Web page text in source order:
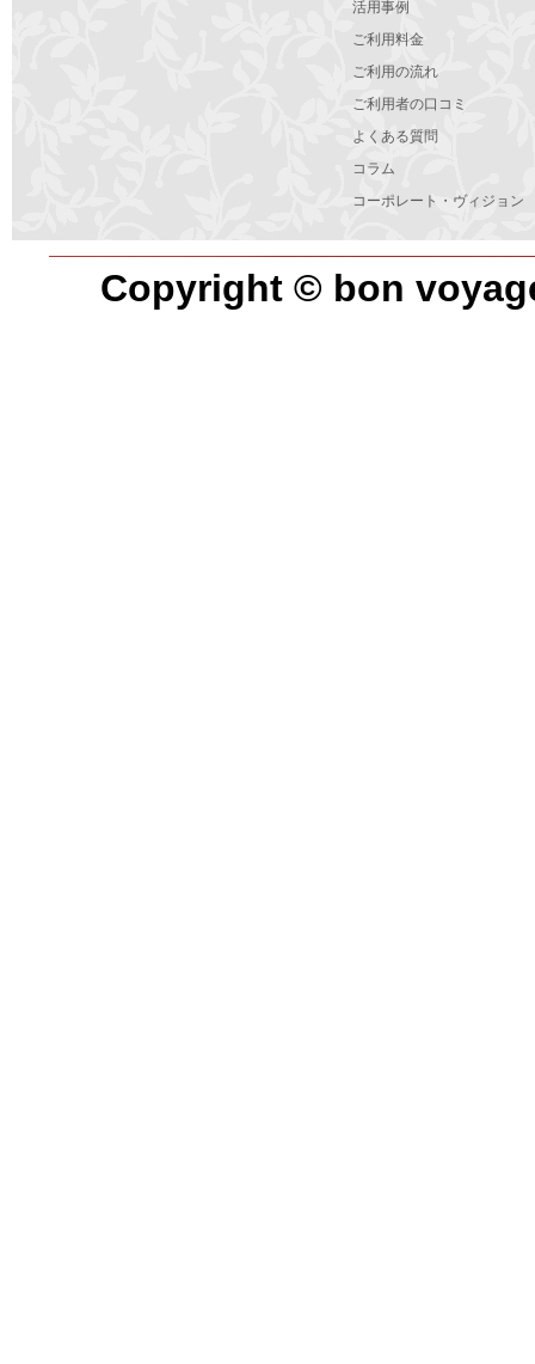
活用事例
ご利用料金
ご利用の流れ
ご利用者の口コミ
よくある質問
コラム
コーポレート・ヴィジョン
Copyright © bon